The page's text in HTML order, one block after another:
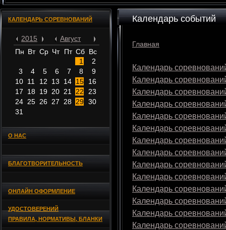
КАЛЕНДАРЬ СОРЕВНОВАНИЙ
2015
Август
Пн Вт Ср Чт Пт Сб Вс
1
2
3
4 5 6 7 8
9
10 11 12 13 14 15
16
17
18 19 20 21 22
23
24 25 26 27 28 29 30
31
О НАС
БЛАГОТВОРИТЕЛЬНОСТЬ
ОНЛАЙН ОФОРМЛЕНИЕ
УДОСТОВЕРЕНИЙ
ПРАВИЛА, НОРМАТИВЫ, БЛАНКИ
Календарь событий
Главная
Календарь
Календарь
Календарь
Календарь
Календарь
Календарь
Календарь
Календарь
Календарь
Календарь
Календарь
Календарь
Календарь
Календарь